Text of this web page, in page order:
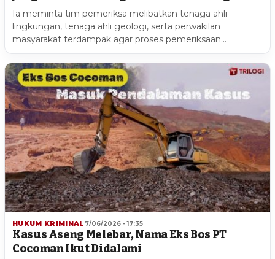
Ia meminta tim pemeriksa melibatkan tenaga ahli
lingkungan, tenaga ahli geologi, serta perwakilan
masyarakat terdampak agar proses pemeriksaan…
HUKUM KRIMINAL 7/06/2026 - 17:35
Kasus Aseng Melebar, Nama Eks Bos PT
Cocoman Ikut Didalami